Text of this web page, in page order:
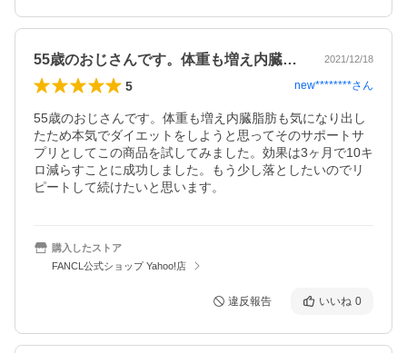
55歳のおじさんです。体重も増え内臓脂… 2021/12/18
5 new********さん
55歳のおじさんです。体重も増え内臓脂肪も気になり出し
たため本気でダイエットをしようと思ってそのサポートサ
プリとしてこの商品を試してみました。効果は3ヶ月で10キ
ロ減らすことに成功しました。もう少し落としたいのでリ
ピートして続けたいと思います。
購入したストア
FANCL公式ショップ Yahoo!店
違反報告 いいね 0